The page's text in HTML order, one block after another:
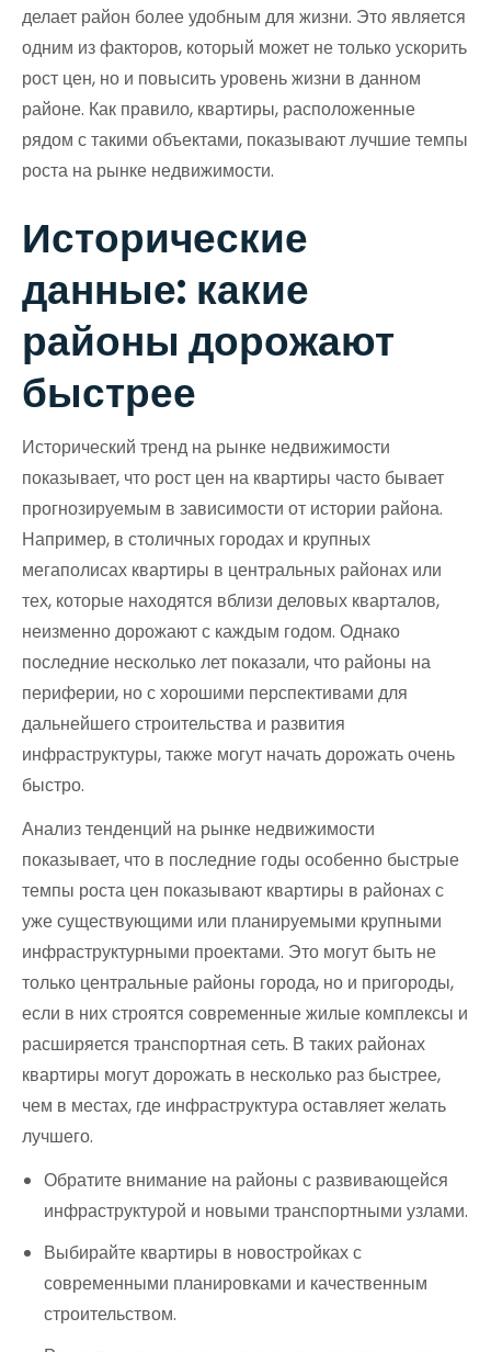
делает район более удобным для жизни. Это является
одним из факторов, который может не только ускорить
рост цен, но и повысить уровень жизни в данном
районе. Как правило, квартиры, расположенные
рядом с такими объектами, показывают лучшие темпы
роста на рынке недвижимости.
Исторические
данные: какие
районы дорожают
быстрее
Исторический тренд на рынке недвижимости
показывает, что рост цен на квартиры часто бывает
прогнозируемым в зависимости от истории района.
Например, в столичных городах и крупных
мегаполисах квартиры в центральных районах или
тех, которые находятся вблизи деловых кварталов,
неизменно дорожают с каждым годом. Однако
последние несколько лет показали, что районы на
периферии, но с хорошими перспективами для
дальнейшего строительства и развития
инфраструктуры, также могут начать дорожать очень
быстро.
Анализ тенденций на рынке недвижимости
показывает, что в последние годы особенно быстрые
темпы роста цен показывают квартиры в районах с
уже существующими или планируемыми крупными
инфраструктурными проектами. Это могут быть не
только центральные районы города, но и пригороды,
если в них строятся современные жилые комплексы и
расширяется транспортная сеть. В таких районах
квартиры могут дорожать в несколько раз быстрее,
чем в местах, где инфраструктура оставляет желать
лучшего.
Обратите внимание на районы с развивающейся
инфраструктурой и новыми транспортными узлами.
Выбирайте квартиры в новостройках с
современными планировками и качественным
строительством.